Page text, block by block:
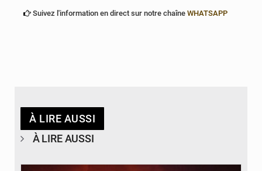
Suivez l'information en direct sur notre chaîne WHATSAPP
À LIRE AUSSI
À LIRE AUSSI